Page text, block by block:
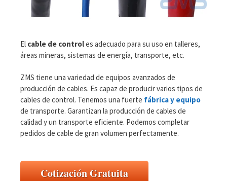
El cable de controles adecuado para su uso en talleres,
áreas mineras, sistemas de energía, transporte, etc.
ZMS tiene una variedad de equipos avanzados de
producción de cables. Es capaz de producir varios tipos de
cables de control. Tenemos una fuerte fábrica y equipo
de transporte. Garantizan la producción de cables de
calidad y un transporte eficiente. Podemos completar
pedidos de cable de gran volumen perfectamente.
Cotización Gratuita